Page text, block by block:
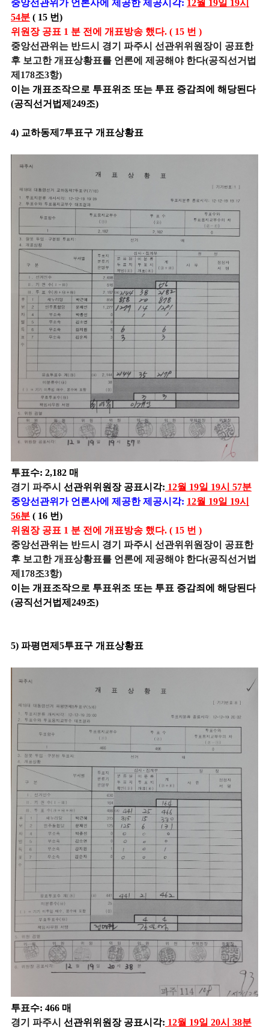
중앙선관위가 언론사에 제공한 제공시각: 12월 19일 19시
54분 ( 15 번)
위원장 공표 1 분 전에 개표방송 했다. ( 15 번 )
중앙선관위는 반드시 경기 파주시 선관위위원장이 공표한
후 보고한 개표상황표를 언론에 제공해야 한다(공직선거법
제178조3항)
이는 개표조작으로 투표위조 또는 투표 증감죄에 해당된다
(공직선거법제249조)
4) 교하동제7투표구 개표상황표
투표수: 2,182 매
경기 파주시 선관위위원장 공표시각: 12월 19일 19시 57분
중앙선관위가 언론사에 제공한 제공시각: 12월 19일 19시
56분 ( 16 번)
위원장 공표 1 분 전에 개표방송 했다. ( 15 번 )
중앙선관위는 반드시 경기 파주시 선관위위원장이 공표한
후 보고한 개표상황표를 언론에 제공해야 한다(공직선거법
제178조3항)
이는 개표조작으로 투표위조 또는 투표 증감죄에 해당된다
(공직선거법제249조)
5) 파평면제5투표구 개표상황표
투표수: 466 매
경기 파주시 선관위위원장 공표시각: 12월 19일 20시 38분